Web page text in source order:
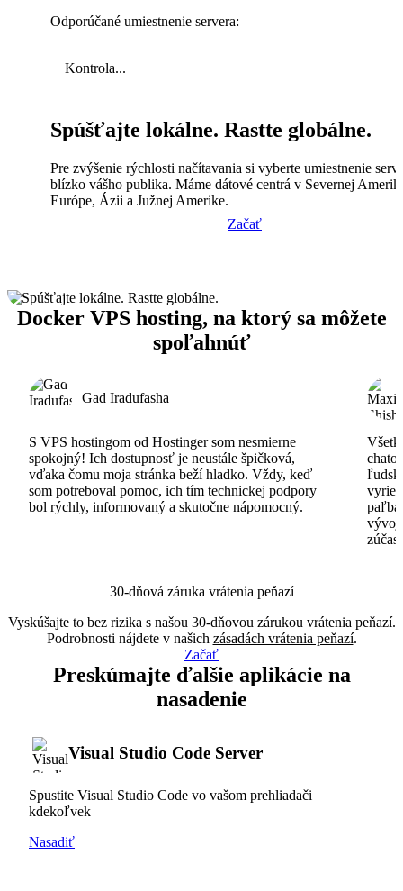
Odporúčané umiestnenie servera:
Kontrola...
Spúšťajte lokálne. Rastte globálne.
Pre zvýšenie rýchlosti načítavania si vyberte umiestnenie
blízko vášho publika. Máme dátové centrá v Severnej
Európe, Ázii a Južnej Amerike.
Začať
Docker VPS hosting, na ktorý sa môžete
spoľahnúť
Gad Iradufasha
S VPS hostingom od Hostinger som nesmierne
spokojný! Ich dostupnosť je neustále špičková,
vďaka čomu moja stránka beží hladko. Vždy, keď
som potreboval pomoc, ich tím technickej podpory
bol rýchly, informovaný a skutočne nápomocný.
30-dňová záruka vrátenia peňazí
Vyskúšajte to bez rizika s našou 30-dňovou zárukou vrátenia peňazí.
Podrobnosti nájdete v našich zásadách vrátenia peňazí.
Začať
Preskúmajte ďalšie aplikácie na
nasadenie
Visual Studio Code Server
Spustite Visual Studio Code vo vašom prehliadači
kdekoľvek
Nasadiť